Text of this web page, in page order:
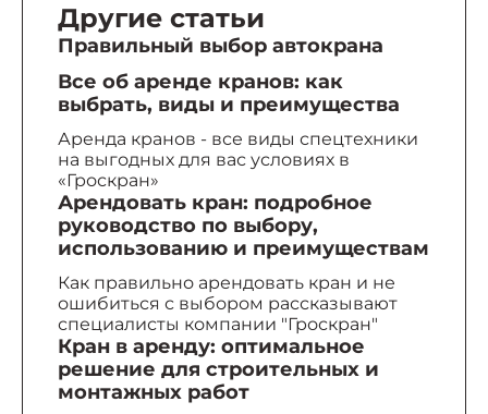
Другие статьи
Правильный выбор автокрана
Все об аренде кранов: как
выбрать, виды и преимущества
Аренда кранов - все виды спецтехники
на выгодных для вас условиях в
«Гроскран»
Арендовать кран: подробное
руководство по выбору,
использованию и преимуществам
Как правильно арендовать кран и не
ошибиться с выбором рассказывают
специалисты компании "Гроскран"
Кран в аренду: оптимальное
решение для строительных и
монтажных работ